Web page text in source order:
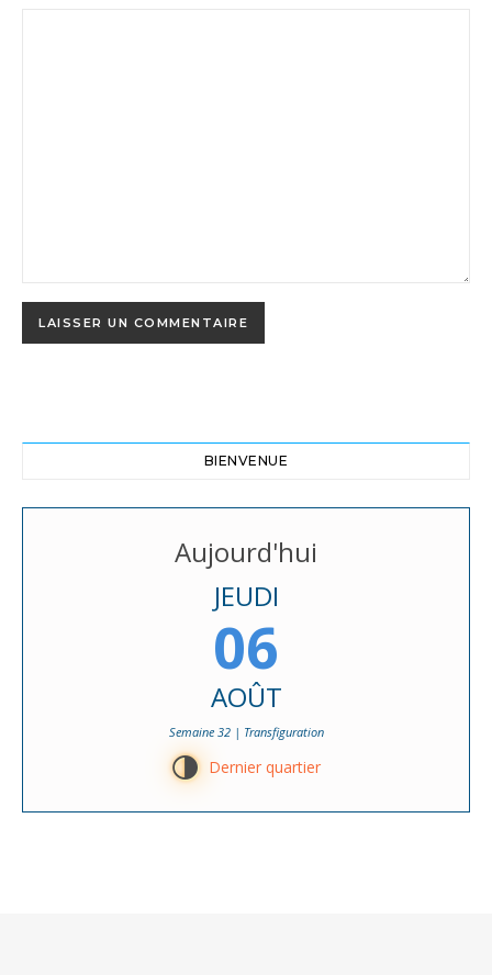
BIENVENUE
Aujourd'hui
JEUDI
06
AOÛT
Semaine 32 | Transfiguration
T Dernier quartier